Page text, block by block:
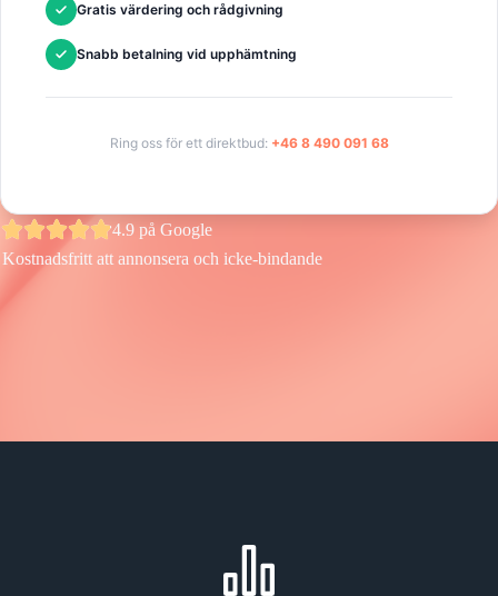
Gratis värdering och rådgivning
Snabb betalning vid upphämtning
Ring oss för ett direktbud: +46 8 490 091 68
Kostnadsfritt att annonsera och icke-bindande
4.9 på Google